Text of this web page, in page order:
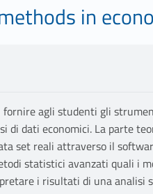
in
fornire agli studenti gli
di dati economici. La parte
set reali attraverso il
statistici avanzati quali i
i risultati di una analisi